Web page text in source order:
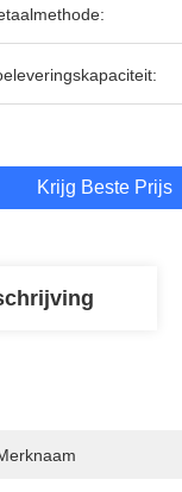
Krijg Beste Prijs